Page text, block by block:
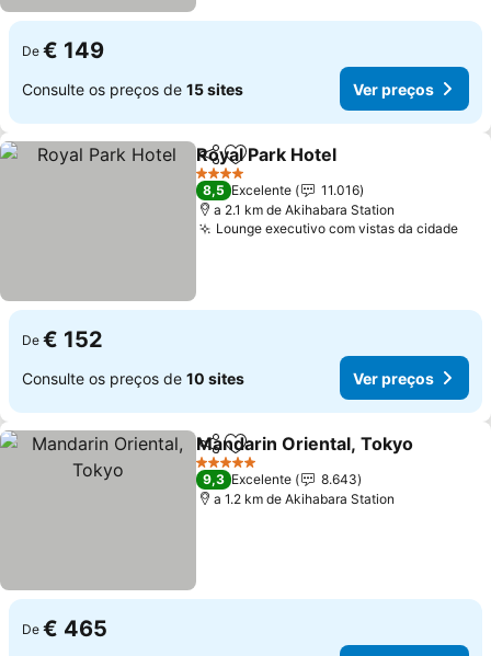
De € 149
Consulte os preços de 15 sites Ver preços
PartilharAdicionar aos favoritos
Royal Park Hotel
4 Estrelas
8,5 Excelente
11.016
a 2.1 km de Akihabara Station
Lounge executivo com vistas da cidade
De € 152
Consulte os preços de 10 sites Ver preços
PartilharAdicionar aos favoritos
Mandarin Oriental, Tokyo
5 Estrelas
9,3 Excelente
8.643
a 1.2 km de Akihabara Station
De € 465